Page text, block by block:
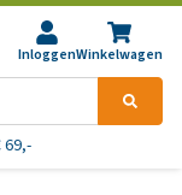
InloggenWinkelwagen